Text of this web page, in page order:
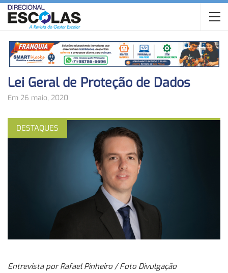
Lei Geral de Proteção de Dados
Em 26 maio, 2020
DESTAQUES
Entrevista por Rafael Pinheiro / Foto Divulgação